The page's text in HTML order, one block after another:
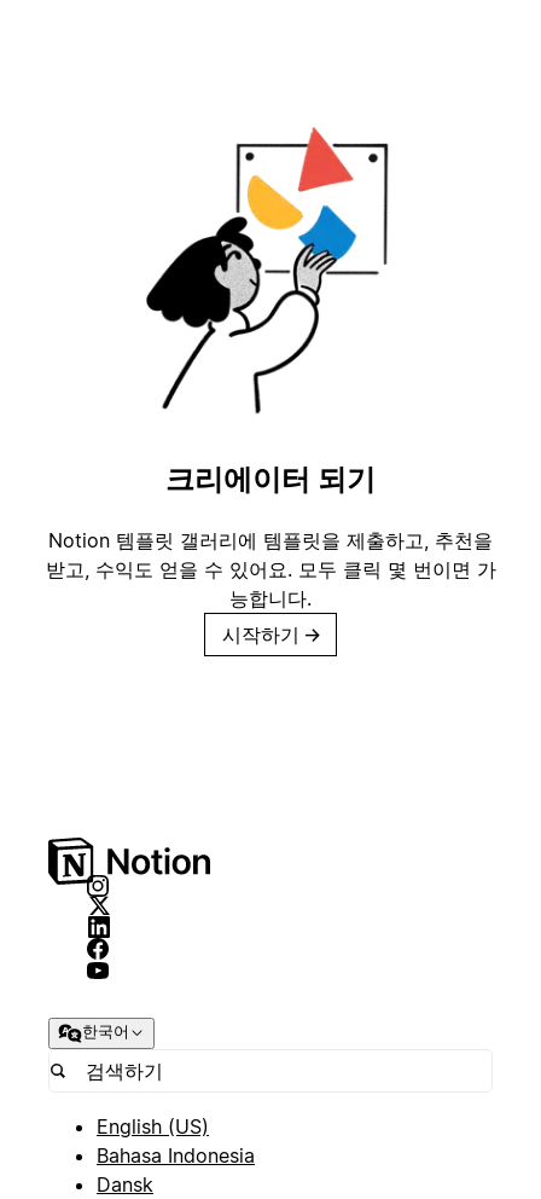
크리에이터 되기
Notion 템플릿 갤러리에 템플릿을 제출하고, 추천을
받고, 수익도 얻을 수 있어요. 모두 클릭 몇 번이면 가
능합니다.
시작하기 →
한국어
English (US)
Bahasa Indonesia
Dansk